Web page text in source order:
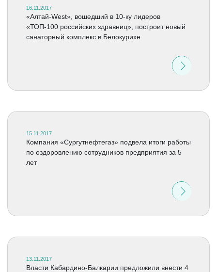
16.11.2017
«Алтай-West», вошедший в 10-ку лидеров
«ТОП-100 российских здравниц», построит новый
санаторный комплекс в Белокурихе
15.11.2017
Компания «Сургутнефтегаз» подвела итоги работы
по оздоровлению сотрудников предприятия за 5
лет
13.11.2017
Власти Кабардино-Балкарии предложили внести 4